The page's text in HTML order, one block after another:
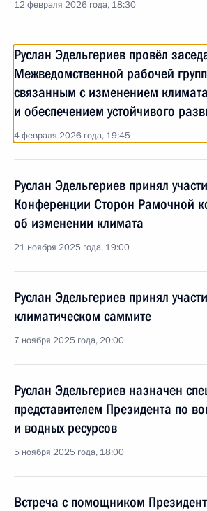
12 февраля 2026 года, 18:30
Руслан Эдельгериев провёл
Межведомственной рабочей
связанным с изменением климата
и обеспечением устойчивого
4 февраля 2026 года, 19:45
Руслан Эдельгериев принял
Конференции Сторон Рамочной
об изменении климата
21 ноября 2025 года, 19:00
Руслан Эдельгериев принял
климатическом саммите
7 ноября 2025 года, 20:00
Руслан Эдельгериев назначен
представителем Президента по
и водных ресурсов
5 ноября 2025 года, 18:00
Встреча с помощником